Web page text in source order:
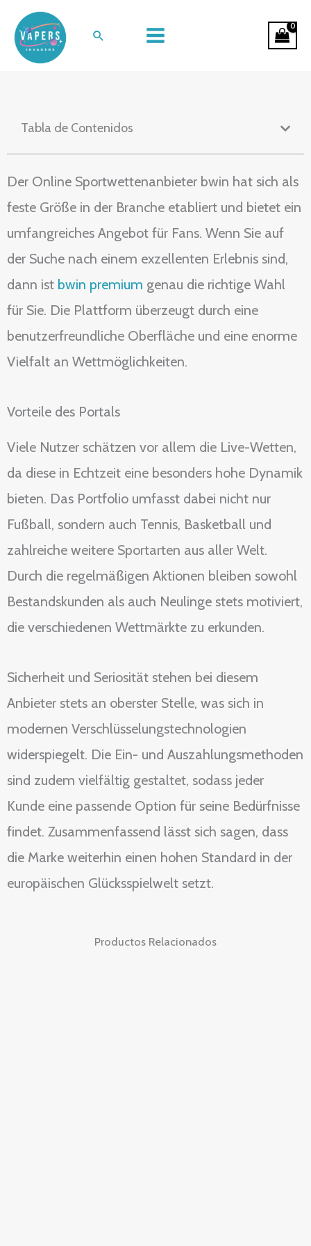
contenido
Buscar
Erfahrungen mit dem Wettanbieter
bwin
Tabla de Contenidos
Der Online Sportwettenanbieter bwin hat sich als
feste Größe in der Branche etabliert und bietet ein
umfangreiches Angebot für Fans. Wenn Sie auf
der Suche nach einem exzellenten Erlebnis sind,
dann ist bwin premium genau die richtige Wahl
für Sie. Die Plattform überzeugt durch eine
benutzerfreundliche Oberfläche und eine enorme
Vielfalt an Wettmöglichkeiten.
Vorteile des Portals
Viele Nutzer schätzen vor allem die Live-Wetten,
da diese in Echtzeit eine besonders hohe Dynamik
bieten. Das Portfolio umfasst dabei nicht nur
Fußball, sondern auch Tennis, Basketball und
zahlreiche weitere Sportarten aus aller Welt.
Durch die regelmäßigen Aktionen bleiben sowohl
Bestandskunden als auch Neulinge stets motiviert,
die verschiedenen Wettmärkte zu erkunden.
Sicherheit und Seriosität stehen bei diesem
Anbieter stets an oberster Stelle, was sich in
modernen Verschlüsselungstechnologien
widerspiegelt. Die Ein- und Auszahlungsmethoden
sind zudem vielfältig gestaltet, sodass jeder
Kunde eine passende Option für seine Bedürfnisse
findet. Zusammenfassend lässt sich sagen, dass
die Marke weiterhin einen hohen Standard in der
europäischen Glücksspielwelt setzt.
Productos Relacionados